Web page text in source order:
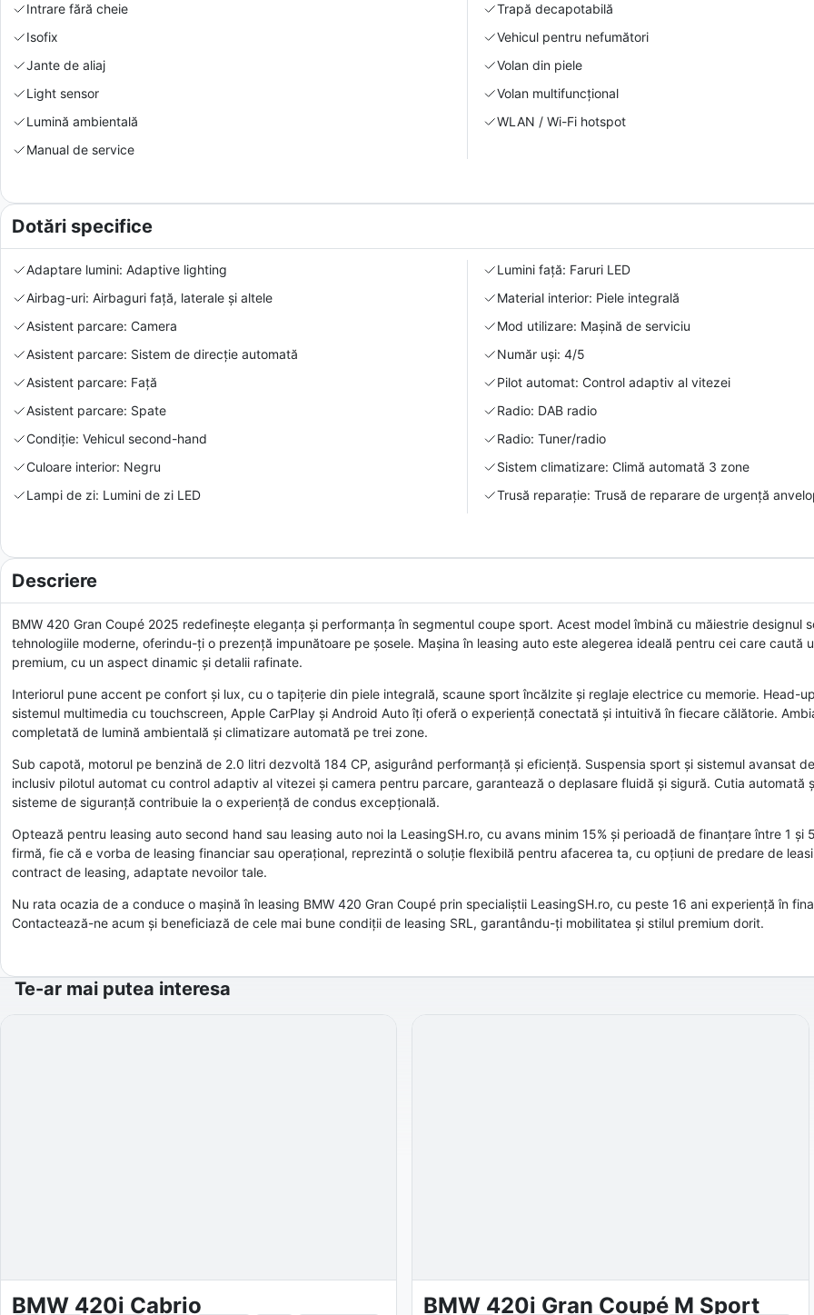
Intrare fără cheie
Isofix
Jante de aliaj
Light sensor
Lumină ambientală
Manual de service
Trapă decapotabilă
Vehicul pentru nefumători
Volan din piele
Volan multifuncțional
WLAN / Wi-Fi hotspot
Dotări specifice
Adaptare lumini: Adaptive lighting
Airbag-uri: Airbaguri față, laterale și altele
Asistent parcare: Camera
Asistent parcare: Sistem de direcție automată
Asistent parcare: Față
Asistent parcare: Spate
Condiție: Vehicul second-hand
Culoare interior: Negru
Lampi de zi: Lumini de zi LED
Lumini față: Faruri LED
Material interior: Piele integrală
Mod utilizare: Mașină de serviciu
Număr uși: 4/5
Pilot automat: Control adaptiv al vitezei
Radio: DAB radio
Radio: Tuner/radio
Sistem climatizare: Climă automată 3 zone
Trusă reparație: Trusă de reparare de urgență
Descriere
BMW 420 Gran Coupé 2025 redefinește eleganța și performanța în segmentul coupe sport. Acest model îmbină cu măiestrie designul
tehnologiile moderne, oferindu-ți o prezență impunătoare pe șosele. Mașina în leasing auto este alegerea ideală pentru cei care caută
premium, cu un aspect dinamic și detalii rafinate.
Interiorul pune accent pe confort și lux, cu o tapițerie din piele integrală, scaune sport încălzite și reglaje electrice cu memorie. Head-
sistemul multimedia cu touchscreen, Apple CarPlay și Android Auto îți oferă o experiență conectată și intuitivă în fiecare călătorie.
completată de lumină ambientală și climatizare automată pe trei zone.
Sub capotă, motorul pe benzină de 2.0 litri dezvoltă 184 CP, asigurând performanță și eficiență. Suspensia sport și sistemul avansat
inclusiv pilotul automat cu control adaptiv al vitezei și camera pentru parcare, garantează o deplasare fluidă și sigură. Cutia automată
sisteme de siguranță contribuie la o experiență de condus excepțională.
Optează pentru leasing auto second hand sau leasing auto noi la LeasingSH.ro, cu avans minim 15% și perioadă de finanțare între 1 și
firmă, fie că e vorba de leasing financiar sau operațional, reprezintă o soluție flexibilă pentru afacerea ta, cu opțiuni de predare de
contract de leasing, adaptate nevoilor tale.
Nu rata ocazia de a conduce o mașină în leasing BMW 420 Gran Coupé prin specialiștii LeasingSH.ro, cu peste 16 ani experiență în
Contactează-ne acum și beneficiază de cele mai bune condiții de leasing SRL, garantându-ți mobilitatea și stilul premium dorit.
Te-ar mai putea interesa
BMW 420i Cabrio BMW 420i Gran Coupé M Sport